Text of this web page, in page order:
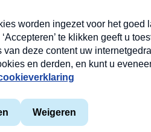
Meldpunt
Heel
Cookieverklaring